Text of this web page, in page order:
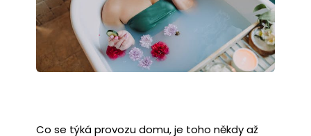
Co se týká provozu domu, je toho někdy až